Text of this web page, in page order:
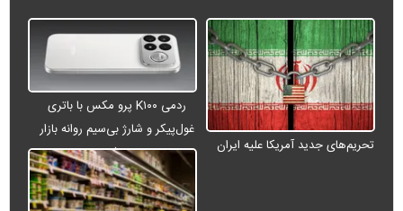
تحریم‌های جدید آمریکا علیه ایران
ردمی K۱۰۰ پرو مکس با باتری
غول‌پیکر و شارژ بی‌سیم روانه بازار
می‌شود